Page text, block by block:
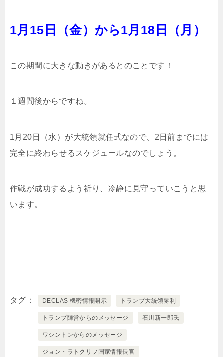
1月15日（金）から1月18日（月）
この期間に大きな動きがあるとのことです！
１週間後からですね。
1月20日（水）が大統領就任式なので、2日前までには
完全に終わらせるスケジュールなのでしょう。
作戦が成功するよう祈り、冷静に見守っていこうと思
います。
タグ DECLAS 機密情報開示 トランプ大統領勝利
トランプ陣営からのメッセージ 石川新一郎氏
ワシントンからのメッセージ
ジョン・ラトクリフ国家情報長官